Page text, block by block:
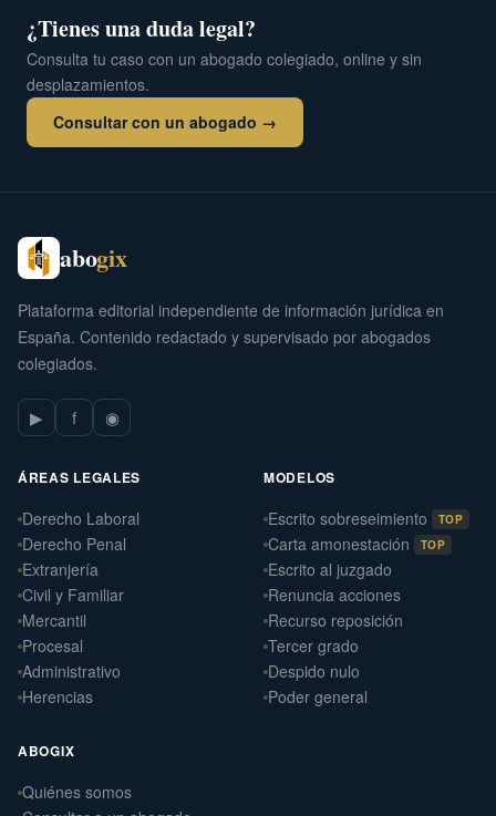
¿Tienes una duda legal?
Consulta tu caso con un abogado colegiado, online y sin
desplazamientos.
Consultar con un abogado →
abogix
Plataforma editorial independiente de información jurídica en
España. Contenido redactado y supervisado por abogados
colegiados.
▶ f ◉
ÁREAS LEGALES
Derecho Laboral
Derecho Penal
Extranjería
Civil y Familiar
Mercantil
Procesal
Administrativo
Herencias
MODELOS
Escrito sobreseimiento TOP
Carta amonestación TOP
Escrito al juzgado
Renuncia acciones
Recurso reposición
Tercer grado
Despido nulo
Poder general
ABOGIX
Quiénes somos
Daniel Ramos Illanes